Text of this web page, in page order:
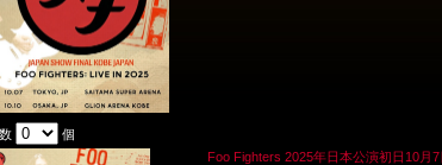
個
Foo Fighters 2025年日本公演初日10